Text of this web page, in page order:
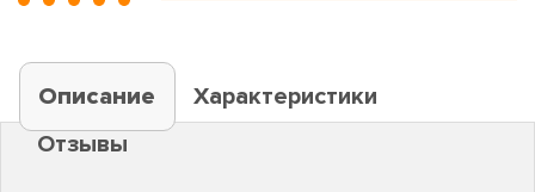
Описание
Характеристики
Отзывы